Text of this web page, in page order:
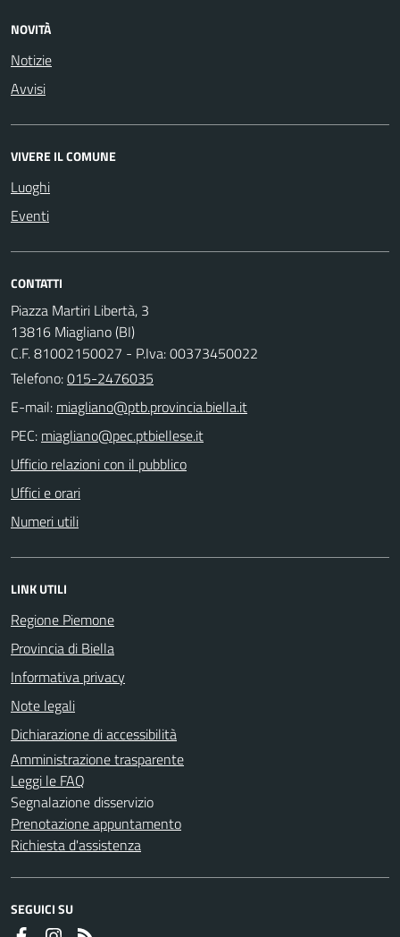
NOVITÀ
Notizie
Avvisi
VIVERE IL COMUNE
Luoghi
Eventi
CONTATTI
Piazza Martiri Libertà, 3
13816 Miagliano (BI)
C.F. 81002150027 - P.Iva: 00373450022
Telefono:015-2476035
E-mail:
PEC:
Ufficio relazioni con il pubblico
Uffici e orari
Numeri utili
LINK UTILI
Regione Piemone
Provincia di Biella
Informativa privacy
Note legali
Dichiarazione di accessibilità
Amministrazione trasparente
Leggi le FAQ
Segnalazione disservizio
Prenotazione appuntamento
Richiesta d'assistenza
SEGUICI SU